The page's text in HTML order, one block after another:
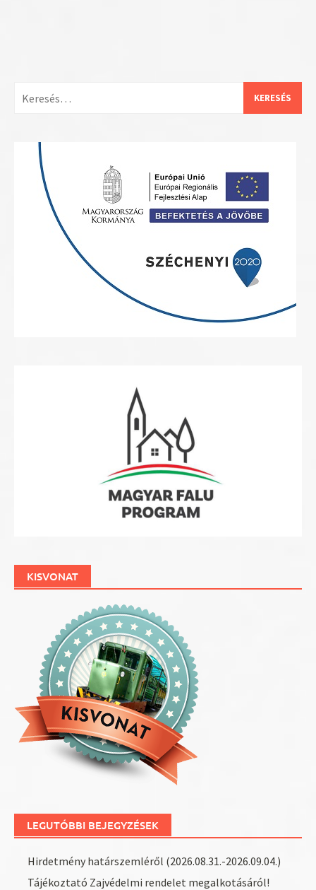
Keresés:
KISVONAT
LEGUTÓBBI BEJEGYZÉSEK
Hirdetmény határszemléről (2026.08.31.-2026.09.04.)
Tájékoztató Zajvédelmi rendelet megalkotásáról!